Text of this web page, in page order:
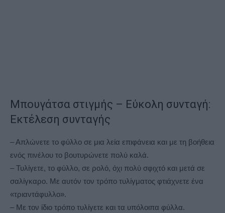
Μπουγάτσα στιγμής – Εύκολη συνταγή:
Εκτέλεση συνταγής
– Απλώνετε το φύλλο σε μια λεία επιφάνεια και με τη βοήθεια
ενός πινέλου το βουτυρώνετε πολύ καλά.
– Τυλίγετε, το φύλλο, σε ρολό, όχι πολύ σφιχτό και μετά σε
σαλίγκαρο. Με αυτόν τον τρόπο τυλίγματος φτιάχνετε ένα
«τριαντάφυλλο».
– Με τον ίδιο τρόπο τυλίγετε και τα υπόλοιπα φύλλα.